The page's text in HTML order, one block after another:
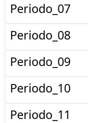
Periodo_07
Periodo_08
Periodo_09
Periodo_10
Periodo_11